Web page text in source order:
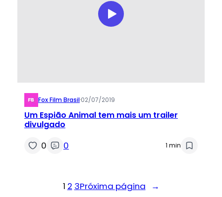
Fox Film Brasil·02/07/2019
Um Espião Animal tem mais um trailer
divulgado
0 0 1 min
1 2 3Próxima página →